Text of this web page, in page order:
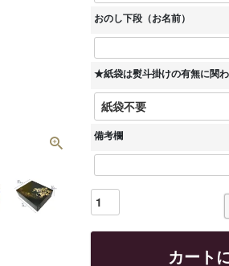
おのし下段（お名前）
★紙袋は熨斗掛けの有無に関
備考欄
カート